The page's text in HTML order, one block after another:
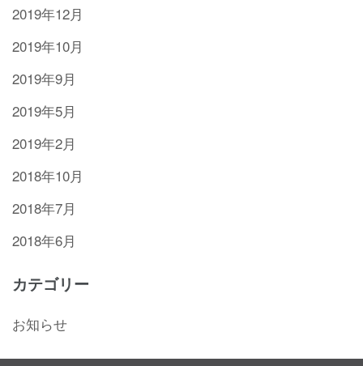
2019年12月
2019年10月
2019年9月
2019年5月
2019年2月
2018年10月
2018年7月
2018年6月
カテゴリー
お知らせ